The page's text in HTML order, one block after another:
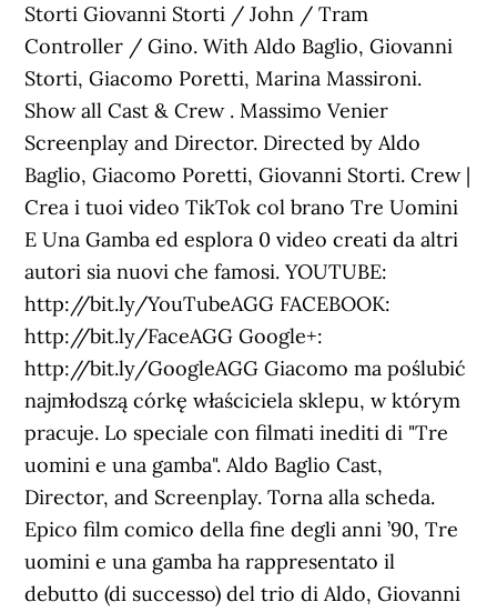
Storti Giovanni Storti / John / Tram
Controller / Gino. With Aldo Baglio, Giovanni
Storti, Giacomo Poretti, Marina Massironi.
Show all Cast & Crew . Massimo Venier
Screenplay and Director. Directed by Aldo
Baglio, Giacomo Poretti, Giovanni Storti. Crew |
Crea i tuoi video TikTok col brano Tre Uomini
E Una Gamba ed esplora 0 video creati da altri
autori sia nuovi che famosi. YOUTUBE:
http://bit.ly/YouTubeAGG FACEBOOK:
http://bit.ly/FaceAGG Google+:
http://bit.ly/GoogleAGG Giacomo ma poślubić
najmłodszą córkę właściciela sklepu, w którym
pracuje. Lo speciale con filmati inediti di "Tre
uomini e una gamba". Aldo Baglio Cast,
Director, and Screenplay. Torna alla scheda.
Epico film comico della fine degli anni ’90, Tre
uomini e una gamba ha rappresentato il
debutto (di successo) del trio di Aldo, Giovanni